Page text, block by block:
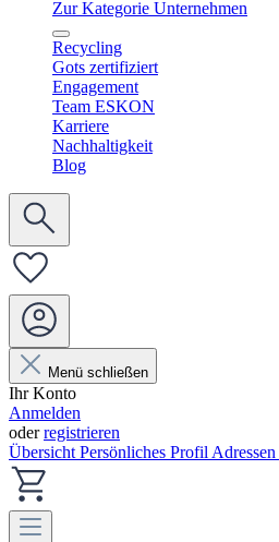
Zur Kategorie Unternehmen
Recycling
Gots zertifiziert
Engagement
Team ESKON
Karriere
Nachhaltigkeit
Blog
Menü schließen
Ihr Konto
Anmelden
oderregistrieren
Übersicht Persönliches Profil Adressen